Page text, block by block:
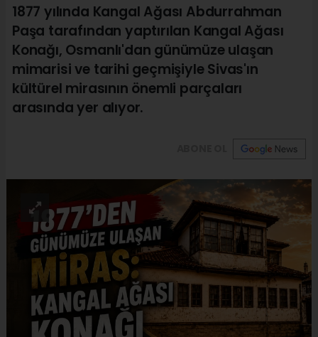
1877 yılında Kangal Ağası Abdurrahman
Paşa tarafından yaptırılan Kangal Ağası
Konağı, Osmanlı'dan günümüze ulaşan
mimarisi ve tarihi geçmişiyle Sivas'ın
kültürel mirasının önemli parçaları
arasında yer alıyor.